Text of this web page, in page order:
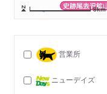
8km
営業所
ニューデイズ